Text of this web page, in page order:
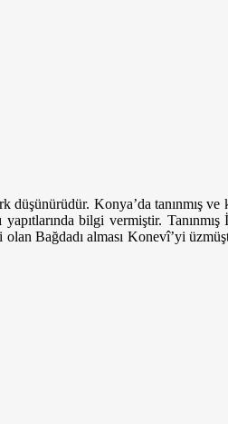
düşünürüdür. Konya’da tanınmış
bilgi vermiştir.
Bağdadı alması Konevî’yi